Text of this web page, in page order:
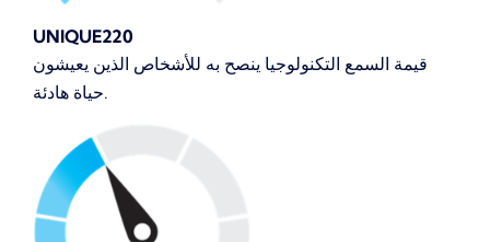
UNIQUE220
قيمة السمع التكنولوجيا ينصح به للأشخاص الذين يعيشون
حياة هادئة.